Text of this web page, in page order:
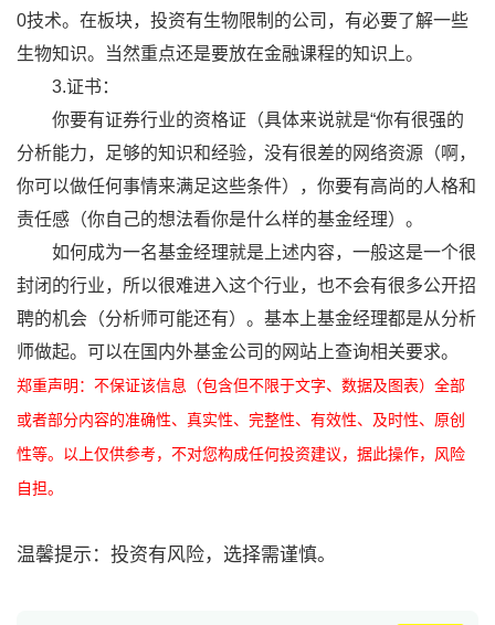
0技术。在板块，投资有生物限制的公司，有必要了解一些
生物知识。当然重点还是要放在金融课程的知识上。
3.证书：
你要有证券行业的资格证（具体来说就是“你有很强的
分析能力，足够的知识和经验，没有很差的网络资源（啊，
你可以做任何事情来满足这些条件），你要有高尚的人格和
责任感（你自己的想法看你是什么样的基金经理）。
如何成为一名基金经理就是上述内容，一般这是一个很
封闭的行业，所以很难进入这个行业，也不会有很多公开招
聘的机会（分析师可能还有）。基本上基金经理都是从分析
师做起。可以在国内外基金公司的网站上查询相关要求。
郑重声明：不保证该信息（包含但不限于文字、数据及图表）全部
或者部分内容的准确性、真实性、完整性、有效性、及时性、原创
性等。以上仅供参考，不对您构成任何投资建议，据此操作，风险
自担。
温馨提示：投资有风险，选择需谨慎。